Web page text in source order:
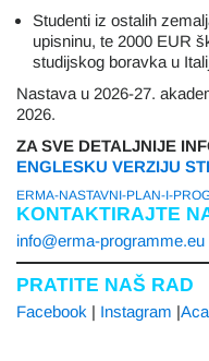
Studenti iz ostalih
upisninu, te 2000 EUR
studijskog boravka u
Nastava u 2026-27.
2026.
ZA SVE DETALJNIJE
ENGLESKU VERZIJU
ERMA-NASTAVNI-PLAN-I-
KONTAKTIRAJTE
info@erma-programme.eu
PRATITE NAŠ RAD
Facebook Instagram